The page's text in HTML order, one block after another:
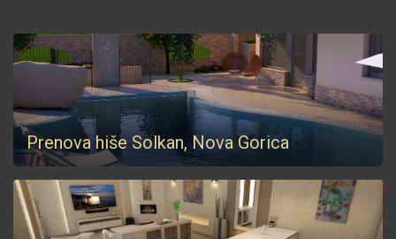
Prenova hiše Solkan, Nova Gorica